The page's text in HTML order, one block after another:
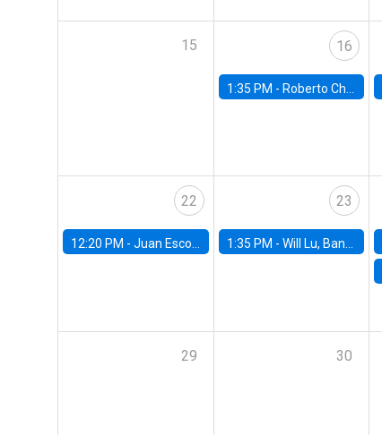
15 16
1:35 PM - Roberto Chang, Rutgers University
22
12:20 PM - Juan Escobar, Universidad de Chile
23
1:35 PM - Will Lu, Banco Central de Chile
29 30